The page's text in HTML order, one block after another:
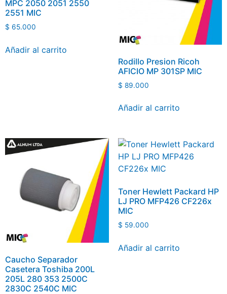
MPC 2050 2051 2550
2551 MIC
$ 65.000
Añadir al carrito
Rodillo Presion Ricoh
AFICIO MP 301SP MIC
$ 89.000
Añadir al carrito
Caucho Separador
Casetera Toshiba 200L
205L 280 353 2500C
2830C 2540C MIC
Toner Hewlett Packard HP
LJ PRO MFP426 CF226x
MIC
$ 59.000
Añadir al carrito